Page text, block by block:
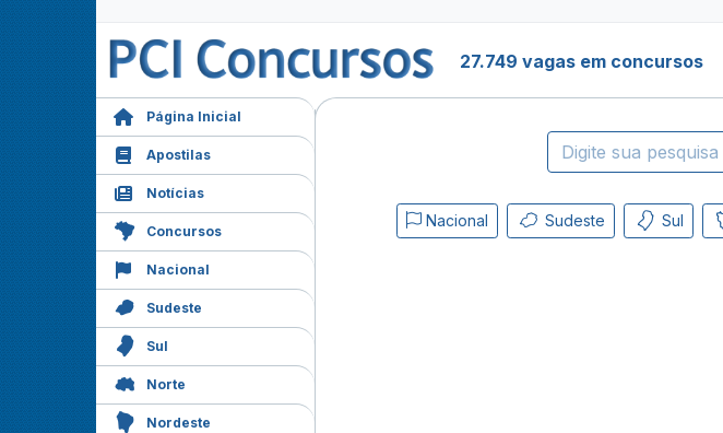
27.749 vagas em concursos
Página Inicial
Apostilas
Notícias
Concursos
Nacional
Sudeste
Sul
Norte
Nordeste
Nacional Sudeste Sul